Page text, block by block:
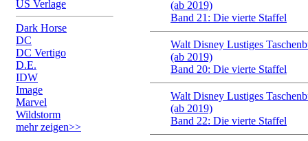
US Verlage
Dark Horse
DC
DC Vertigo
D.E.
IDW
Image
Marvel
Wildstorm
mehr zeigen>>
(ab 2019)
Band 21: Die vierte Staffel
Walt Disney Lustiges
(ab 2019)
Band 20: Die vierte Staffel
Walt Disney Lustiges
(ab 2019)
Band 22: Die vierte Staffel